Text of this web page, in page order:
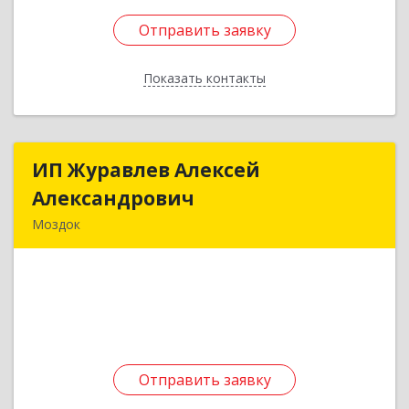
Отправить заявку
Показать контакты
Отправить заявку
Назад
ИП Журавлев Алексей
Александрович
Моздок
Отправить заявку
ИП Журавлев Алексей
Отправить заявку